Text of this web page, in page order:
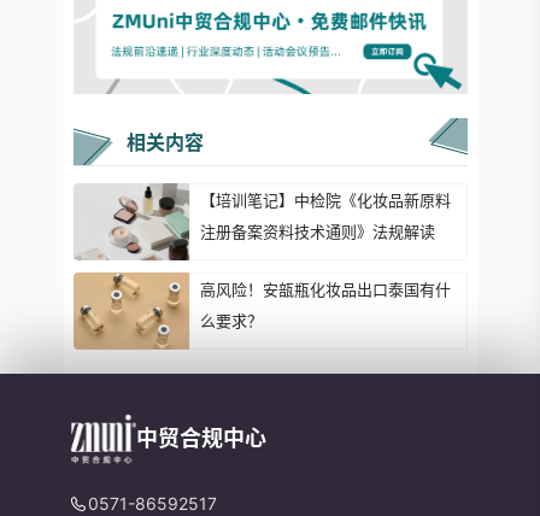
相关内容
【培训笔记】中检院《化妆品新原料
注册备案资料技术通则》法规解读
高风险！安瓿瓶化妆品出口泰国有什
么要求？
中贸合规中心
0571-86592517